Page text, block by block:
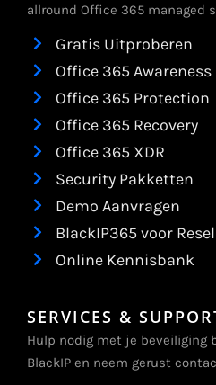
allround Office 365 managed
Gratis Uitproberen
Office 365 Awareness
Office 365 Protection
Office 365 Recovery
Office 365 XDR
Security Pakketten
Demo Aanvragen
BlackIP365 voor
Online Kennisbank
SERVICES &
Hulp nodig met je beveiliging
BlackIP en neem gerust